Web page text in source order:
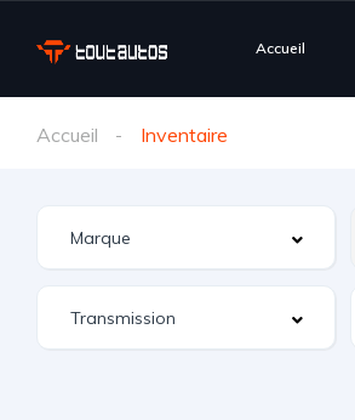
Accueil
Accueil Inventaire